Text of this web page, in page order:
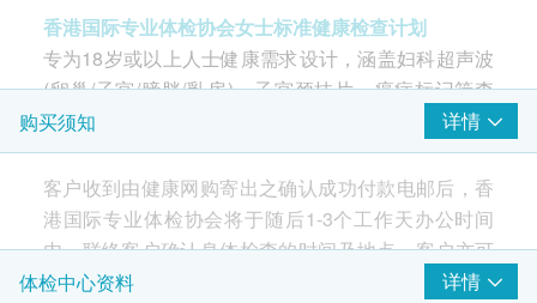
Smartech - “Easy Cook”智能迷你多功能电饭煲(原价$828)
子宫超声波
卵巢超声波
子宫颈病变测试 (只限女士)
柏氏子宫颈细胞涂片检查 (适合有性经验的女性检查)
癌症指标 重点项目
癌抗原15.3 (乳癌)
香港国际专业体检协会女士标准健康检查计划
专为18岁或以上人士健康需求设计，涵盖妇科超声波
(卵巢/子宫/膀胱/乳房)、子宫颈抹片、癌症标记筛查
等，助您及早发现潜在风险，守护身心健康。
中心特别设置了女士专区，为女性客户提供更贴心的
服务。
本计划专为18岁或以上女性深度健康需求设计，结合
购买须知 详情
客户收到由健康网购寄出之确认成功付款电邮后，香
港国际专业体检协会将于随后1-3个工作天办公时间
内，联络客户确认身体检查的时间及地点。客户亦可
致电查询或在订单确认后1个工作天透过Whatsapp进
体检中心资料
详情